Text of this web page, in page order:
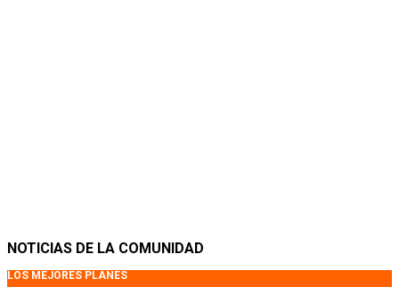
NOTICIAS DE LA COMUNIDAD
LOS MEJORES PLANES